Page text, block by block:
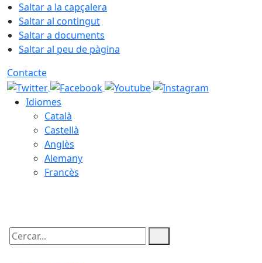
Saltar a la capçalera
Saltar al contingut
Saltar a documents
Saltar al peu de pàgina
Contacte
Idiomes
Català
Castellà
Anglès
Alemany
Francès
Cercar: